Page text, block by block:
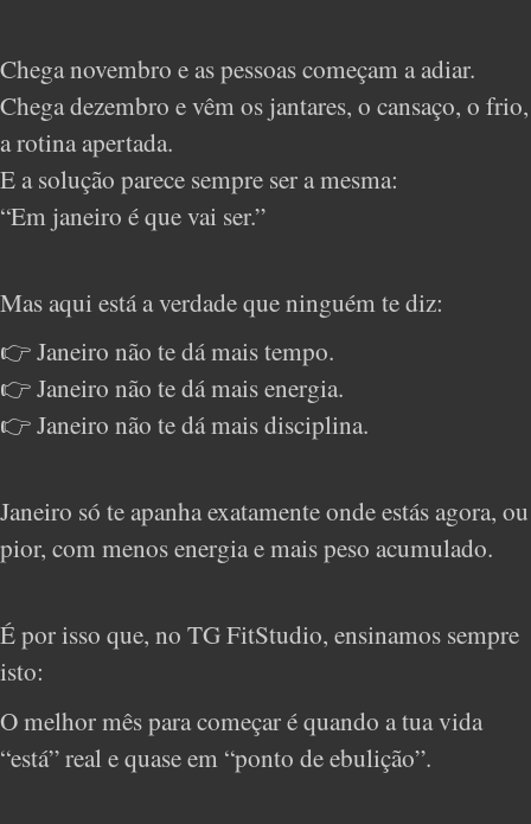
Chega novembro e as pessoas começam a adiar.
Chega dezembro e vêm os jantares, o cansaço, o frio,
a rotina apertada.
E a solução parece sempre ser a mesma:
“Em janeiro é que vai ser.”
Mas aqui está a verdade que ninguém te diz:
👉 Janeiro não te dá mais tempo.
👉 Janeiro não te dá mais energia.
👉 Janeiro não te dá mais disciplina.
Janeiro só te apanha exatamente onde estás agora, ou
pior, com menos energia e mais peso acumulado.
É por isso que, no TG FitStudio, ensinamos sempre
isto:
O melhor mês para começar é quando a tua vida
“está” real e quase em “ponto de ebulição”.